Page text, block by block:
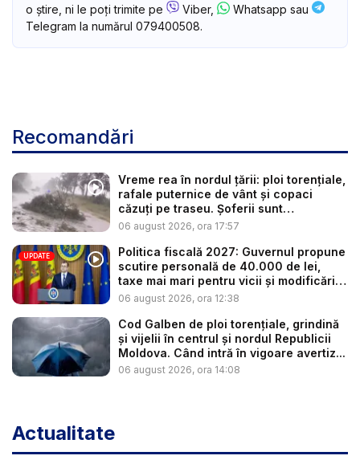
o știre, ni le poți trimite pe
Viber,
Whatsapp sau
Telegram la numărul 079400508.
Recomandări
Vreme rea în nordul țării: ploi torențiale,
rafale puternice de vânt și copaci
căzuți pe traseu. Șoferii sunt
îndemnaț...
06 august 2026, ora 17:57
UPDATE
Politica fiscală 2027: Guvernul propune
scutire personală de 40.000 de lei,
taxe mai mari pentru vicii și modificări
l...
06 august 2026, ora 12:38
Cod Galben de ploi torențiale, grindină
și vijelii în centrul și nordul Republicii
Moldova. Când intră în vigoare avertiz...
06 august 2026, ora 14:08
Actualitate